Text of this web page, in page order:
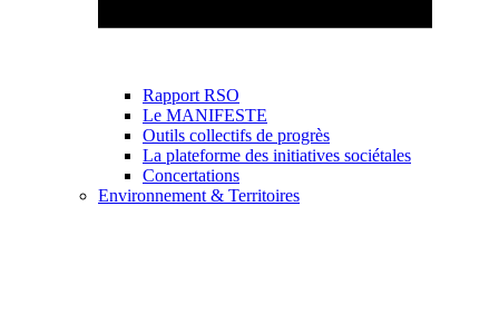
Rapport RSO
Le MANIFESTE
Outils collectifs de progrès
La plateforme des initiatives sociétales
Concertations
Environnement & Territoires